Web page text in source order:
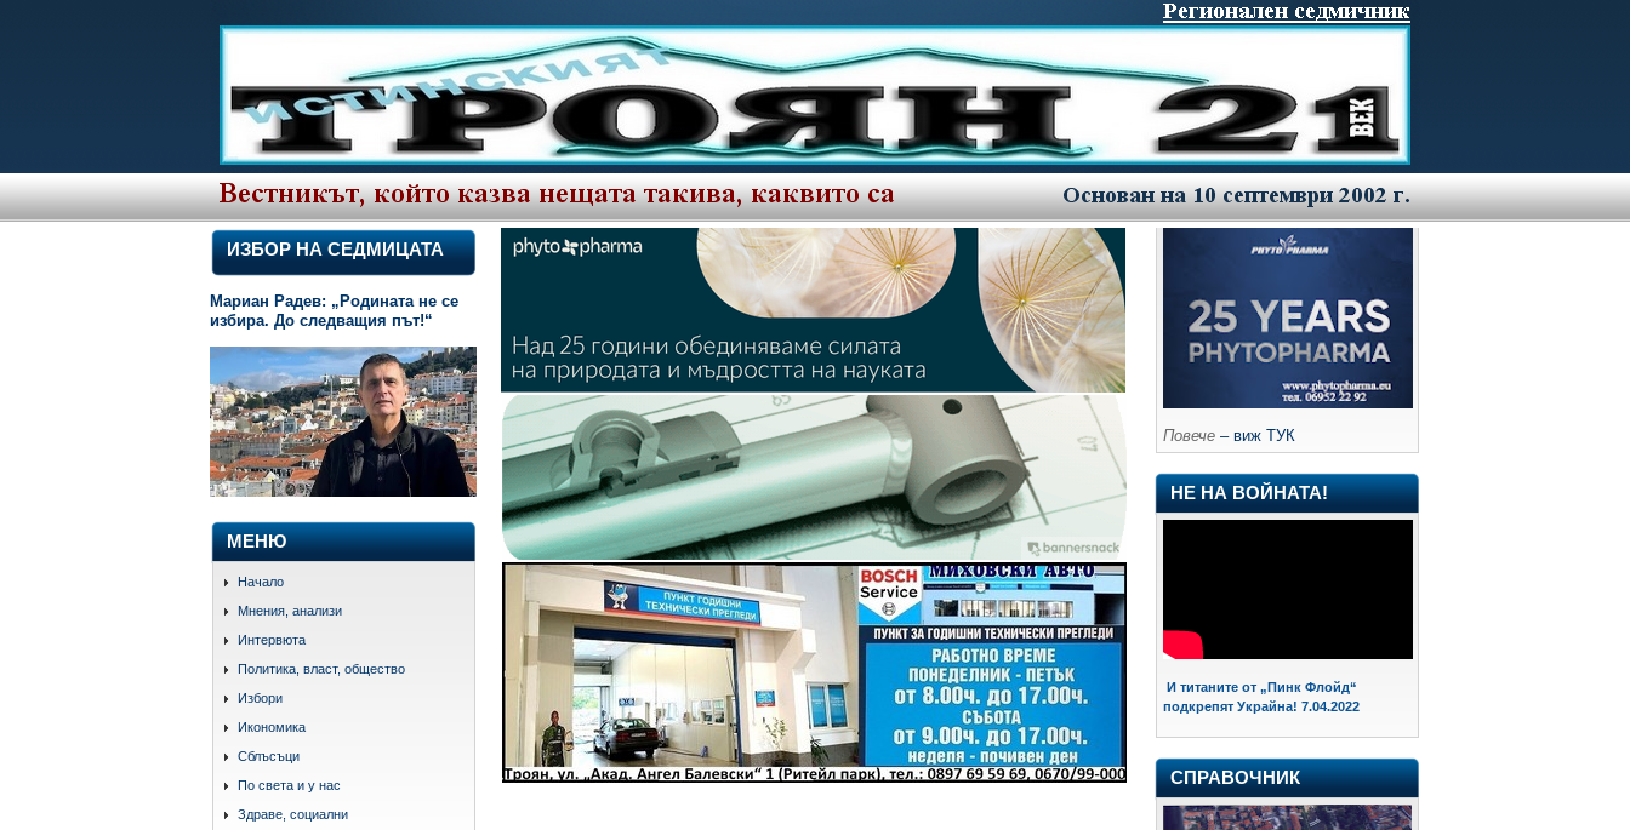
ИЗБОР НА СЕДМИЦАТА
Мариан Радев: „Родината не се
избира. До следващия път!“
МЕНЮ
Начало
Мнения, анализи
Интервюта
Политика, власт, общество
Избори
Икономика
Сблъсъци
По света и у нас
Здраве, социални
Повече – виж ТУК
НЕ НА ВОЙНАТА!
И титаните от „Пинк Флойд“
подкрепят Украйна! 7.04.2022
СПРАВОЧНИК